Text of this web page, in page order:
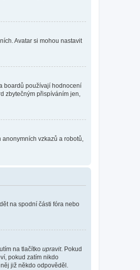
Avatar si mohou nastavit
boardů používají hodnocení
zbytečným přispíváním jen,
vzkazů a robotů,
na spodní části fóra nebo
na tlačítko upravit. Pokud
pokud zatím nikdo
již někdo odpověděl.